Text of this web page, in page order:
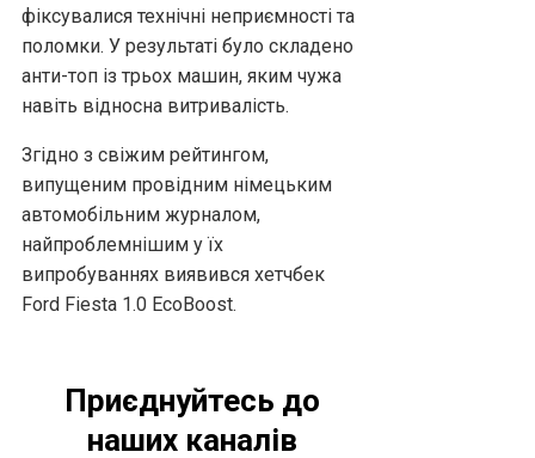
фіксувалися технічні неприємності та
поломки. У результаті було складено
анти-топ із трьох машин, яким чужа
навіть відносна витривалість.
Згідно з свіжим рейтингом,
випущеним провідним німецьким
автомобільним журналом,
найпроблемнішим у їх
випробуваннях виявився хетчбек
Ford Fiesta 1.0 EcoBoost.
Приєднуйтесь до
наших каналів